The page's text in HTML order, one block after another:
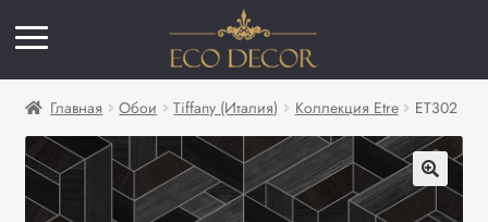
Главная Обои Tiffany (Италия) Коллекция Etre ET302